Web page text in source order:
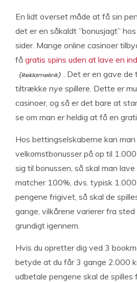
En lidt overset måde at få sin
det er en såkaldt ”bonusjagt”
sider. Mange online casinoer
få gratis spins uden at lave en
. Det er en gave de
tiltrække nye spillere. Dette er
casinoer, og så er det bare at
se om man er heldig at få en
Hos bettingselskaberne kan
velkomstbonusser på op til
sig til bonussen, så skal man
matcher 100%, dvs. typisk
pengene frigivet, så skal de
gange, vilkårene varierer fra
grundigt igennem.
Hvis du opretter dig ved 3
betyde at du får 3 gange 2.000
udbetale pengene skal de